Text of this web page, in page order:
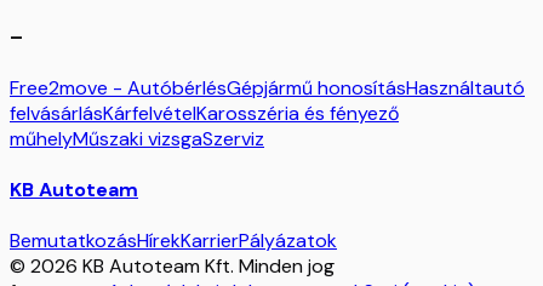
–
Free2move - AutóbérlésGépjármű honosításHasználtautó
felvásárlásKárfelvételKarosszéria és fényező
műhelyMűszaki vizsgaSzerviz
KB Autoteam
BemutatkozásHírekKarrierPályázatok
© 2026 KB Autoteam Kft. Minden jog